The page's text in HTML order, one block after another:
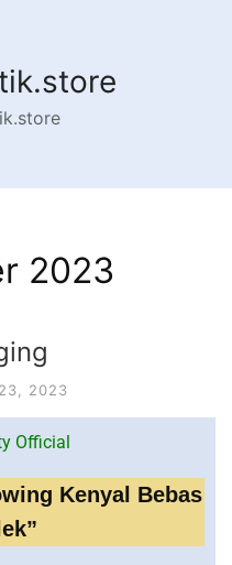
2023
2023
Official
Kenyal Bebas